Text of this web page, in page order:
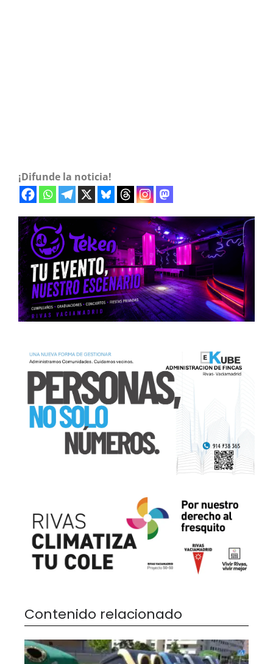
¡Difunde la noticia!
Contenido relacionado